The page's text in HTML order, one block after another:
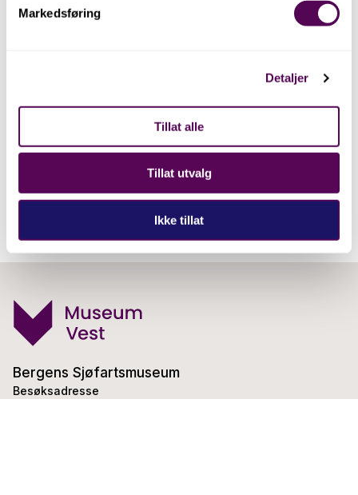
Markedsføring
Detaljer
Tillat alle
Tillat utvalg
Ikke tillat
Bergens Sjøfartsmuseum
Besøksadresse